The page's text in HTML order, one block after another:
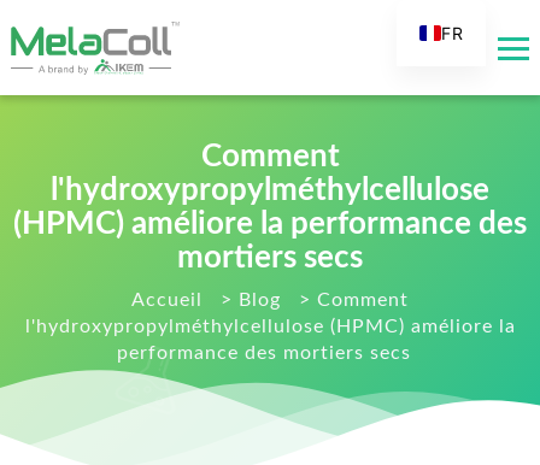
Comment
l'hydroxypropylméthylcellulose
(HPMC) améliore la performance des
mortiers secs
Accueil > Blog > Comment
l'hydroxypropylméthylcellulose (HPMC) améliore la
performance des mortiers secs
FR
ES
RU
NL